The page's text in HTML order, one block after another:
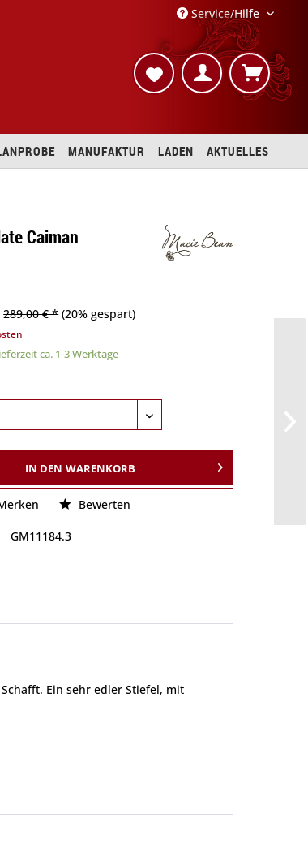
Service/Hilfe
AKTUELLES
LADEN
MANUFAKTUR
Caiman
289,00 € * (20% gespart)
ca. 1-3 Werktage
IN DEN WARENKORB
Bewerten
GM11184.3
Ein sehr edler Stiefel, mit